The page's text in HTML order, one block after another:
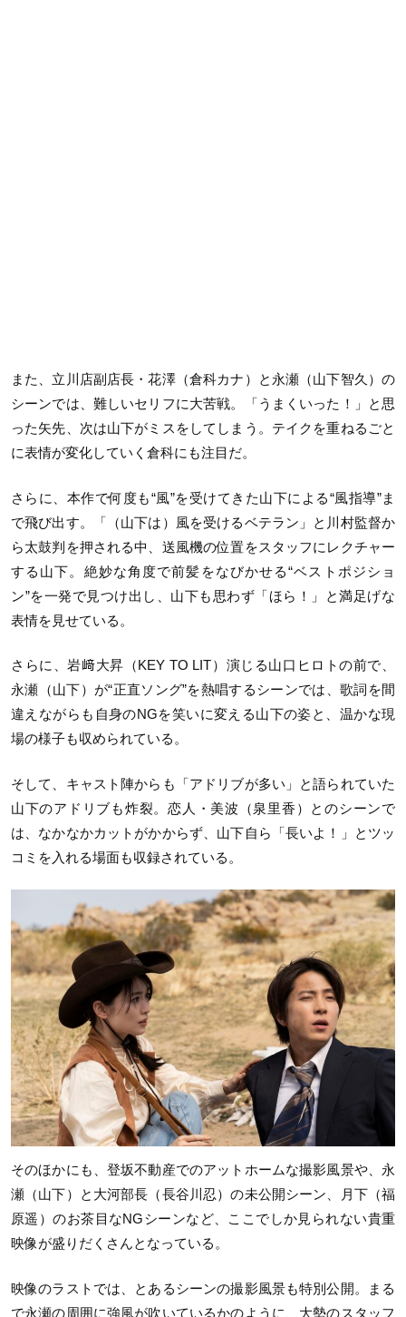
また、立川店副店長・花澤（倉科カナ）と永瀬（山下智久）の
シーンでは、難しいセリフに大苦戦。「うまくいった！」と思
った矢先、次は山下がミスをしてしまう。テイクを重ねるごと
に表情が変化していく倉科にも注目だ。
さらに、本作で何度も“風”を受けてきた山下による“風指導”ま
で飛び出す。「（山下は）風を受けるベテラン」と川村監督か
ら太鼓判を押される中、送風機の位置をスタッフにレクチャー
する山下。絶妙な角度で前髪をなびかせる“ベストポジショ
ン”を一発で見つけ出し、山下も思わず「ほら！」と満足げな
表情を見せている。
さらに、岩﨑大昇（KEY TO LIT）演じる山口ヒロトの前で、
永瀬（山下）が“正直ソング”を熱唱するシーンでは、歌詞を間
違えながらも自身のNGを笑いに変える山下の姿と、温かな現
場の様子も収められている。
そして、キャスト陣からも「アドリブが多い」と語られていた
山下のアドリブも炸裂。恋人・美波（泉里香）とのシーンで
は、なかなかカットがかからず、山下自ら「長いよ！」とツッ
コミを入れる場面も収録されている。
そのほかにも、登坂不動産でのアットホームな撮影風景や、永
瀬（山下）と大河部長（長谷川忍）の未公開シーン、月下（福
原遥）のお茶目なNGシーンなど、ここでしか見られない貴重
映像が盛りだくさんとなっている。
映像のラストでは、とあるシーンの撮影風景も特別公開。まる
で永瀬の周囲に強風が吹いているかのように、大勢のスタッフ